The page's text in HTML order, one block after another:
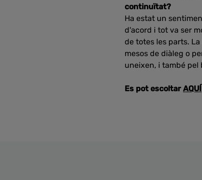
continuïtat?
Ha estat un
d'acord i tot va ser
de totes les parts.
mesos de diàleg o
uneixen, i també pel
Es pot escoltar AQUÍ